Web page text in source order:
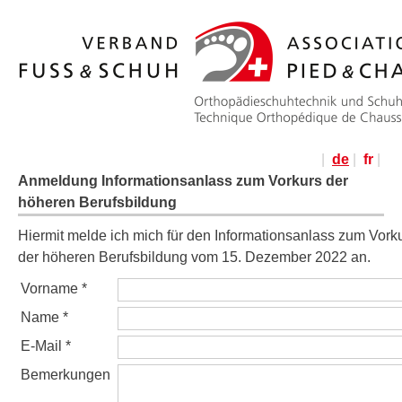
de fr
Anmeldung Informationsanlass zum Vorkurs der
höheren Berufsbildung
Hiermit melde ich mich für den Informationsanlass zum
der höheren Berufsbildung vom 15. Dezember 2022 an.
Vorname *
Name *
E-Mail *
Bemerkungen